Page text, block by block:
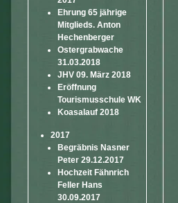
Ehrung 65 jährige
Mitglieds. Anton
Hechenberger
Ostergrabwache
31.03.2018
JHV 09. März 2018
Eröffnung
Tourismusschule WK
Koasalauf 2018
2017
Begräbnis Nasner
Peter 29.12.2017
Hochzeit Fähnrich
Feller Hans
30.09.2017